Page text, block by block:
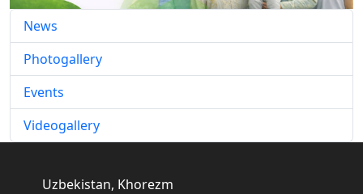
News
Photogallery
Events
Videogallery
Uzbekistan, Khorezm